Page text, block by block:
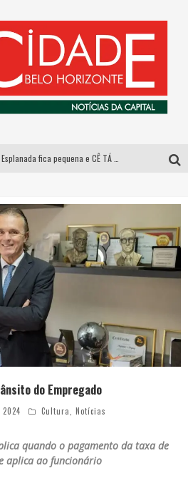
Galeria Murilo Castro promove curso sobre a História da Arte Brasileira, do Modernismo à produção contemporânea
do Empregado
Cultura, Notícias
quando o pagamento da taxa de
aplica ao funcionário